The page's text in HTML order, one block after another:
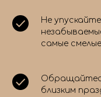
Не
самые
близким